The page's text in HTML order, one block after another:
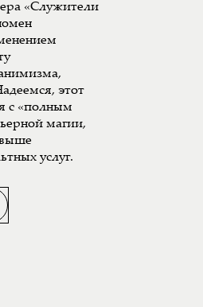
«Служители
этот
с «полным
магии,
услуг.